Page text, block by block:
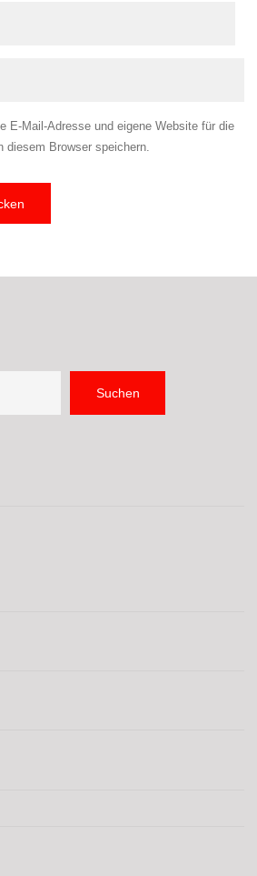
E-Mail-Adresse und eigene Website für die
diesem Browser speichern.
Suchen